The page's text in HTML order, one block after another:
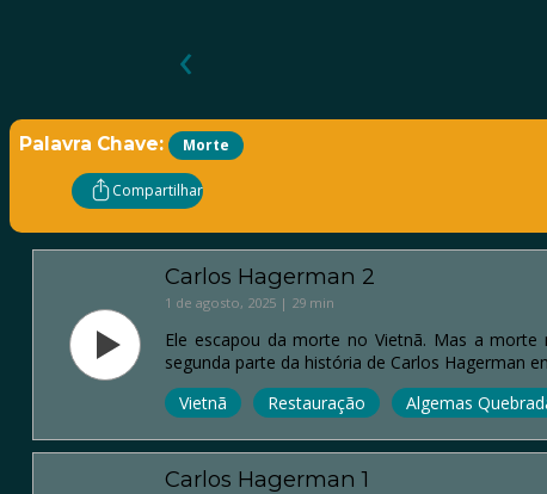
‹
Palavra Chave: Morte
Compartilhar
Carlos Hagerman 2
1 de agosto, 2025 | 29 min
Ele escapou da morte no Vietnã. Mas a
segunda parte da história de Carlos Hagerman
Vietnã
Restauração Algemas
Carlos Hagerman 1